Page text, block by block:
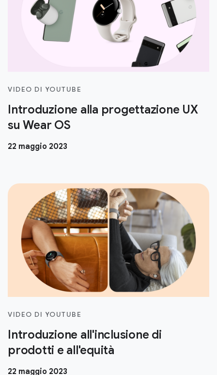
VIDEO DI YOUTUBE
Introduzione alla progettazione UX
su Wear OS
22 maggio 2023
VIDEO DI YOUTUBE
Introduzione all'inclusione di
prodotti e all'equità
22 maggio 2023